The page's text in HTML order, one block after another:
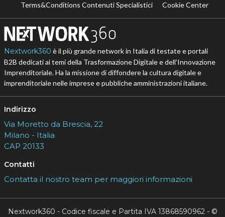
Terms&Conditions Contenuti Specialistici
Cookie Center
Nextwork360 è il più grande network in Italia di testate e portali
B2B dedicati ai temi della Trasformazione Digitale e dell’Innovazione
Imprenditoriale. Ha la missione di diffondere la cultura digitale e
imprenditoriale nelle imprese e pubbliche amministrazioni italiane.
Indirizzo
Via Moretto da Brescia, 22
Milano - Italia
CAP 20133
Contatti
Contatta il nostro team per maggiori informazioni
Nextwork360 - Codice fiscale e Partita IVA 13868590962 - ©